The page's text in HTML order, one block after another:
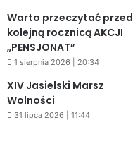
Warto przeczytać przed
kolejną rocznicą AKCJI
„PENSJONAT”
1 sierpnia 2026 | 20:34
XIV Jasielski Marsz
Wolności
31 lipca 2026 | 11:44